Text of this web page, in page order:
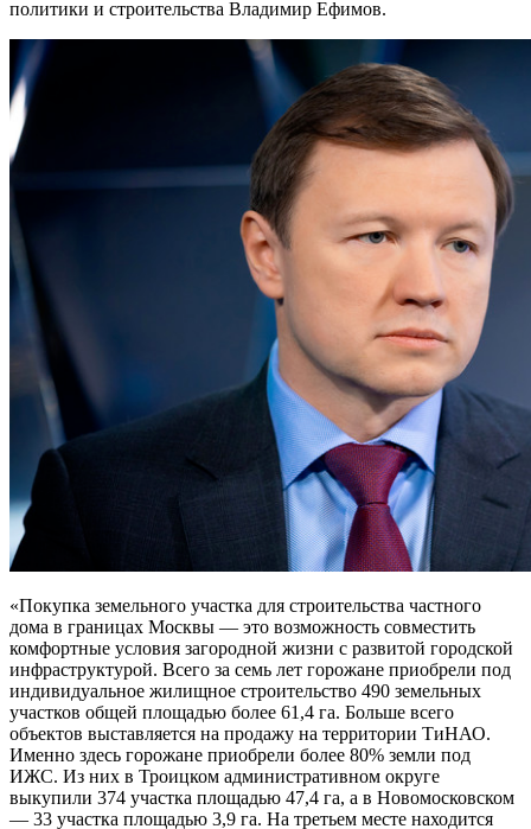
политики и строительства Владимир Ефимов.
«Покупка земельного участка для строительства частного
дома в границах Москвы — это возможность совместить
комфортные условия загородной жизни с развитой городской
инфраструктурой. Всего за семь лет горожане приобрели под
индивидуальное жилищное строительство 490 земельных
участков общей площадью более 61,4 га. Больше всего
объектов выставляется на продажу на территории ТиНАО.
Именно здесь горожане приобрели более 80% земли под
ИЖС. Из них в Троицком административном округе
выкупили 374 участка площадью 47,4 га, а в Новомосковском
— 33 участка площадью 3,9 га. На третьем месте находится